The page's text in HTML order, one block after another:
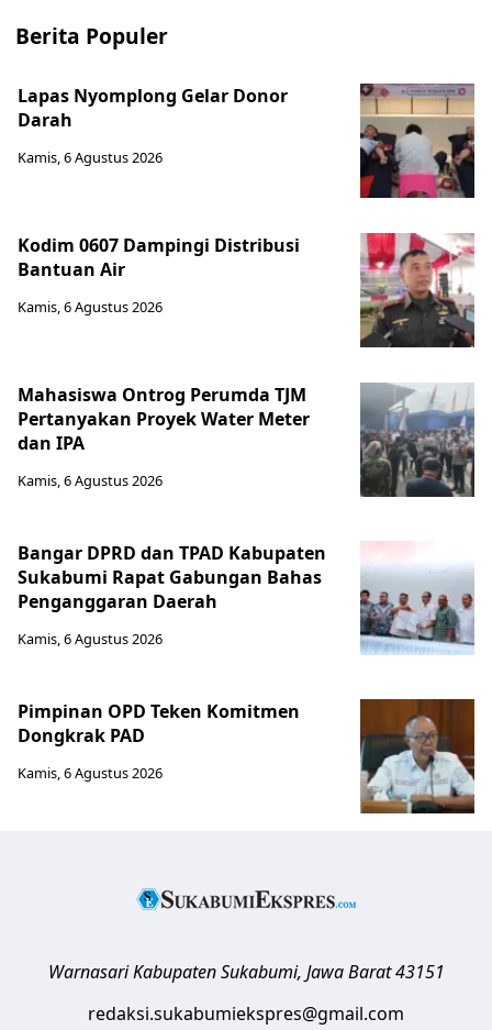
Berita Populer
Lapas Nyomplong Gelar Donor
Darah
Kamis, 6 Agustus 2026
Kodim 0607 Dampingi Distribusi
Bantuan Air
Kamis, 6 Agustus 2026
Mahasiswa Ontrog Perumda TJM
Pertanyakan Proyek Water Meter
dan IPA
Kamis, 6 Agustus 2026
Bangar DPRD dan TPAD Kabupaten
Sukabumi Rapat Gabungan Bahas
Penganggaran Daerah
Kamis, 6 Agustus 2026
Pimpinan OPD Teken Komitmen
Dongkrak PAD
Kamis, 6 Agustus 2026
Warnasari Kabupaten Sukabumi, Jawa Barat 43151
redaksi.sukabumiekspres@gmail.com